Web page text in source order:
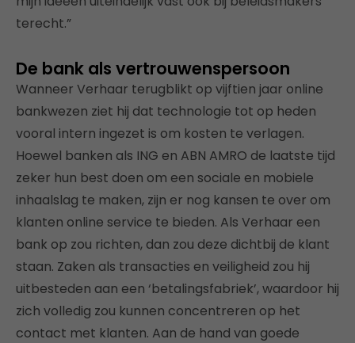
terecht.”
De bank als vertrouwenspersoon
Wanneer Verhaar terugblikt op vijftien jaar online
bankwezen ziet hij dat technologie tot op heden
vooral intern ingezet is om kosten te verlagen.
Hoewel banken als ING en ABN AMRO de laatste tijd
zeker hun best doen om een sociale en mobiele
inhaalslag te maken, zijn er nog kansen te over om
klanten online service te bieden. Als Verhaar een
bank op zou richten, dan zou deze dichtbij de klant
staan. Zaken als transacties en veiligheid zou hij
uitbesteden aan een ‘betalingsfabriek’, waardoor hij
zich volledig zou kunnen concentreren op het
contact met klanten. Aan de hand van goede